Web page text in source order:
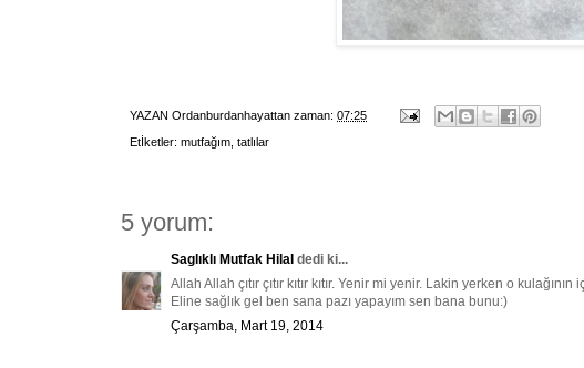
YAZAN Ordanburdanhayattan zaman: 07:25
Etİketler: mutfağım tatlılar
5 yorum:
Saglıklı Mutfak Hilal dedi ki...
Allah Allah çıtır çıtır kıtır kıtır. Yenir mi yenir. Lakin yerken o
Eline sağlık gel ben sana pazı yapayım sen bana bunu:)
Çarşamba, Mart 19, 2014